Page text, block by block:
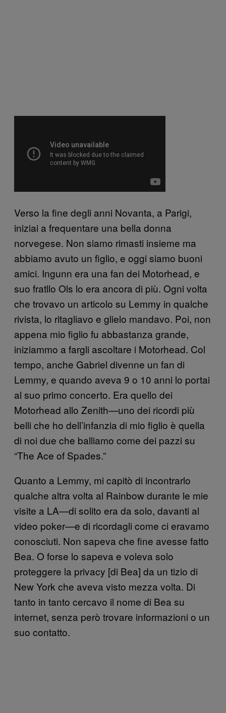
Verso la fine degli anni Novanta, a Parigi,
iniziai a frequentare una bella donna
norvegese. Non siamo rimasti insieme ma
abbiamo avuto un figlio, e oggi siamo buoni
amici. Ingunn era una fan dei Motorhead, e
suo fratllo Ols lo era ancora di più. Ogni volta
che trovavo un articolo su Lemmy in qualche
rivista, lo ritagliavo e glielo mandavo. Poi, non
appena mio figlio fu abbastanza grande,
iniziammo a fargli ascoltare i Motorhead. Col
tempo, anche Gabriel divenne un fan di
Lemmy, e quando aveva 9 o 10 anni lo portai
al suo primo concerto. Era quello dei
Motorhead allo Zenith—uno dei ricordi più
belli che ho dell’infanzia di mio figlio è quella
di noi due che balliamo come dei pazzi su
“The Ace of Spades.”
Quanto a Lemmy, mi capitò di incontrarlo
qualche altra volta al Rainbow durante le mie
visite a LA—di solito era da solo, davanti al
video poker—e di ricordagli come ci eravamo
conosciuti. Non sapeva che fine avesse fatto
Bea. O forse lo sapeva e voleva solo
proteggere la privacy [di Bea] da un tizio di
New York che aveva visto mezza volta. Di
tanto in tanto cercavo il nome di Bea su
internet, senza però trovare informazioni o un
suo contatto.